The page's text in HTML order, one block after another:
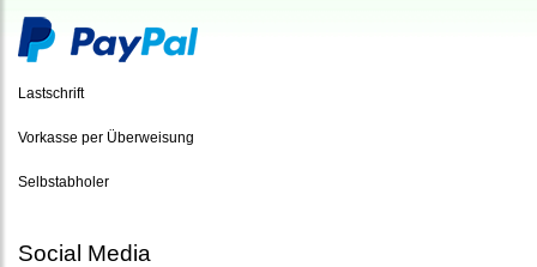
Lastschrift
Vorkasse per Überweisung
Selbstabholer
Social Media